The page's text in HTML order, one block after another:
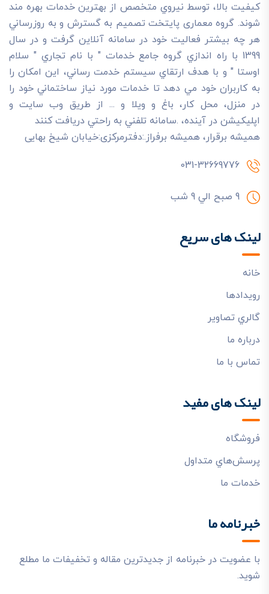
کيفيت بالا، توسط نيروي متخصص از بهترين خدمات بهره مند
شوند. گروه معماری پایتخت تصميم به گسترش و به روزرساني
هر چه بيشتر فعاليت خود در سامانه آنلاين گرفت و در سال
1399 با راه اندازي گروه جامع خدمات " با نام تجاري " سلام
اوستا " و با هدف ارتقاي سيستم خدمت رساني، اين امکان را
به کاربران خود مي دهد تا خدمات مورد نياز ساختماني خود را
در منزل، محل کار، باغ و ويلا و ... از طريق وب سايت و
اپليکيشن در آينده، .سامانه تلفني به راحتي دريافت کنند
هميشه برقرار، هميشه برفراز.:دفترمرکزی:خیابان شیخ بهایی
031-32669776
9 صبح الي 9 شب
لینک های سریع
خانه
رويدادها
گالري تصاوير
درباره ما
تماس با ما
لینک های مفید
فروشگاه
پرسش‌هاي متداول
خدمات ما
خبرنامه ما
با عضویت در خبرنامه از جدیدترین مقاله و تخفیفات ما مطلع
شوید.